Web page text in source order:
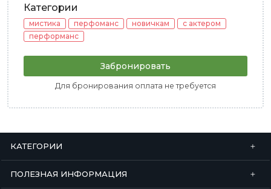
Категории
мистика перфоманс новичкам
с актером
перформанс
Забронировать
Для бронирования оплата не требуется
КАТЕГОРИИ
ПОЛЕЗНАЯ ИНФОРМАЦИЯ